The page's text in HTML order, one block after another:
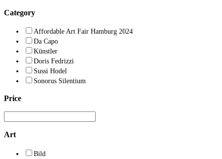
Category
Affordable Art Fair Hamburg 2024
Da Capo
Künstler
Doris Fedrizzi
Sussi Hodel
Sonorus Silentium
Price
Art
Bild